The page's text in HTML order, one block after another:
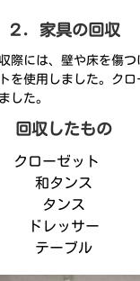
２．家具の回収
際には、壁や床を傷つ
を使用しました。クロ
した。
回収したもの
クローゼット
和タンス
タンス
ドレッサー
テーブル